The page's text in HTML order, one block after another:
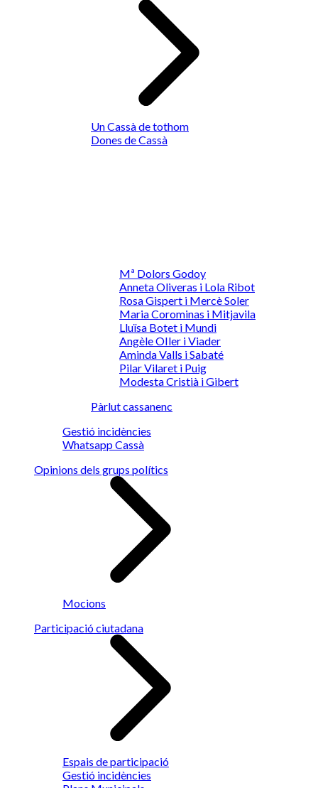
Un Cassà de tothom
Dones de Cassà
Mª Dolors Godoy
Anneta Oliveras i Lola Ribot
Rosa Gispert i Mercè Soler
Maria Corominas i Mitjavila
Lluïsa Botet i Mundi
Angèle OIler i Viader
Aminda Valls i Sabaté
Pilar Vilaret i Puig
Modesta Cristià i Gibert
Pàrlut cassanenc
Gestió incidències
Whatsapp Cassà
Opinions dels grups polítics
Mocions
Participació ciutadana
Espais de participació
Gestió incidències